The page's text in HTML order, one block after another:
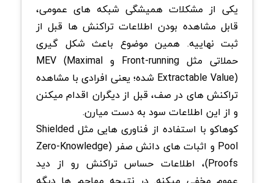
یکی از مشکلات همیشگی شبکه های عمومی،
قابل مشاهده بودن اطلاعات تراکنش ها قبل از
ثبت نهاییه. همین موضوع باعث شکل گیری
حملاتی مثل Front-running و MEV (Maximal
Extractable Value) شده؛ یعنی افرادی با مشاهده
تراکنش های در صف، قبل از دیگران اقدام میکنن
و از این اطلاعات سود به دست میارن.
کوهاکو با استفاده از فناوری هایی مثل Shielded
Pool و اثبات های دانش صفر (Zero-Knowledge
Proofs)، اطلاعات حساس تراکنش رو از دید